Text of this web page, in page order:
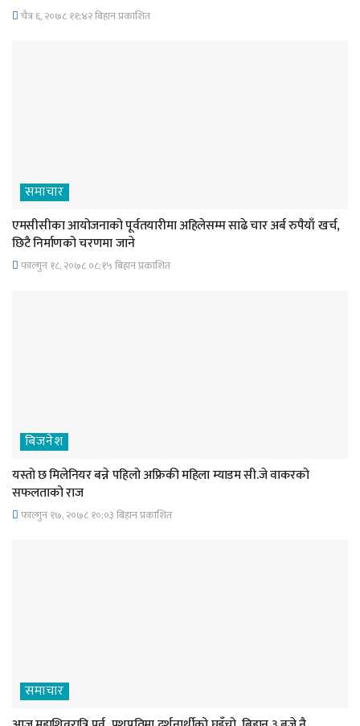
चैत्र ६, २०७८ ११;४२ बिहान प्रकाशित
समाचार
एमसीसीका आयोजनाको पूर्वतयारीमा अहिलेसम्म साढे चार अर्ब रुपैयाँ खर्च,
छिटै निर्माणको चरणमा जाने
फाल्गुन १८, २०७८ ०८;१५ बिहान प्रकाशित
बिजनेश
यस्तो छ मिलेनियर बन्ने पहिलो अफ्रिकी महिला म्याडम सी.जे वाकरको
सफलताको राज
फाल्गुन १७, २०७८ १०;०३ बिहान प्रकाशित
समाचार